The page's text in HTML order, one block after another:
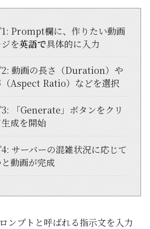
1: Prompt欄に、作りたい動画
を英語で具体的に入力
2: 動画の長さ（Duration）や
Aspect Ratio）などを選択
「Generate」ボタンをクリ
成を開始
サーバーの混雑状況に応じて
動画が完成
ンプトと呼ばれる指示文を入力